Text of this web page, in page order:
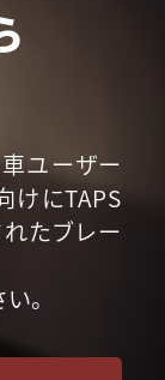
ユーザー
けにTAPS
たブレー
。